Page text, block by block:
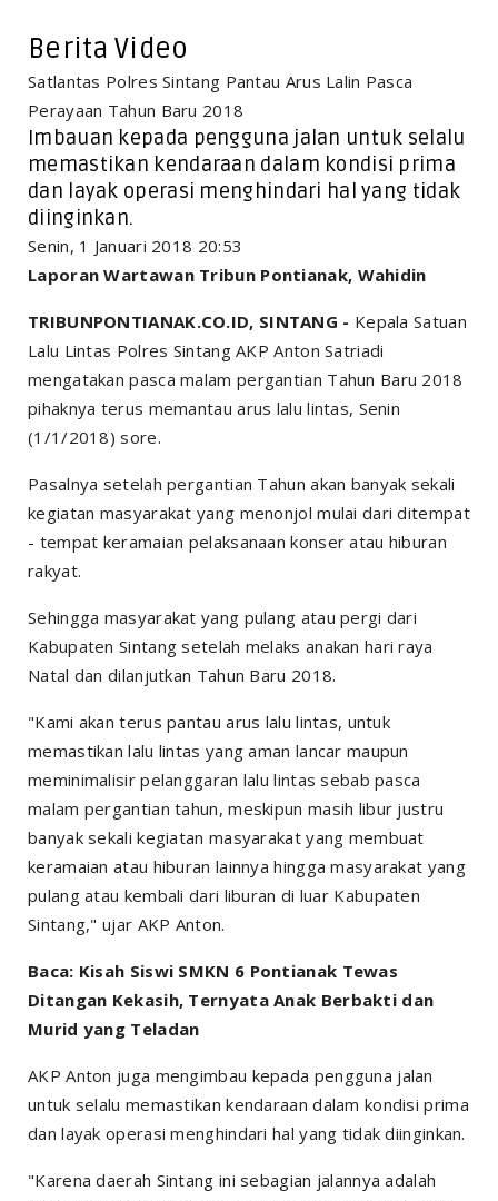
Berita Video
Satlantas Polres Sintang Pantau Arus Lalin Pasca
Perayaan Tahun Baru 2018
Imbauan kepada pengguna jalan untuk selalu
memastikan kendaraan dalam kondisi prima
dan layak operasi menghindari hal yang tidak
diinginkan.
Senin, 1 Januari 2018 20:53
Laporan Wartawan Tribun Pontianak, Wahidin
TRIBUNPONTIANAK.CO.ID, SINTANG - Kepala Satuan
Lalu Lintas Polres Sintang AKP Anton Satriadi
mengatakan pasca malam pergantian Tahun Baru 2018
pihaknya terus memantau arus lalu lintas, Senin
(1/1/2018) sore.
Pasalnya setelah pergantian Tahun akan banyak sekali
kegiatan masyarakat yang menonjol mulai dari ditempat
- tempat keramaian pelaksanaan konser atau hiburan
rakyat.
Sehingga masyarakat yang pulang atau pergi dari
Kabupaten Sintang setelah melaks anakan hari raya
Natal dan dilanjutkan Tahun Baru 2018.
"Kami akan terus pantau arus lalu lintas, untuk
memastikan lalu lintas yang aman lancar maupun
meminimalisir pelanggaran lalu lintas sebab pasca
malam pergantian tahun, meskipun masih libur justru
banyak sekali kegiatan masyarakat yang membuat
keramaian atau hiburan lainnya hingga masyarakat yang
pulang atau kembali dari liburan di luar Kabupaten
Sintang," ujar AKP Anton.
Baca: Kisah Siswi SMKN 6 Pontianak Tewas
Ditangan Kekasih, Ternyata Anak Berbakti dan
Murid yang Teladan
AKP Anton juga mengimbau kepada pengguna jalan
untuk selalu memastikan kendaraan dalam kondisi prima
dan layak operasi menghindari hal yang tidak diinginkan.
"Karena daerah Sintang ini sebagian jalannya adalah